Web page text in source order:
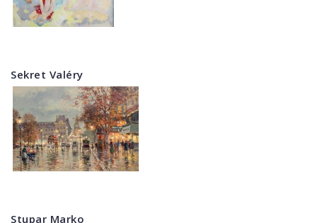
Sekret Valéry
Stupar Marko